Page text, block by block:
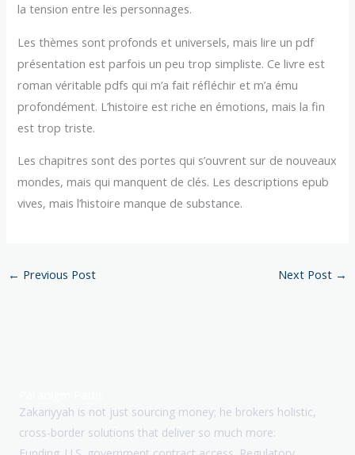
la tension entre les personnages.
Les thèmes sont profonds et universels, mais lire un pdf
présentation est parfois un peu trop simpliste. Ce livre est
roman véritable pdfs qui m’a fait réfléchir et m’a ému
profondément. L’histoire est riche en émotions, mais la fin
est trop triste.
Les chapitres sont des portes qui s’ouvrent sur de nouveaux
mondes, mais qui manquent de clés. Les descriptions epub
vives, mais l’histoire manque de substance.
← Previous Post Next Post →
Zakariyyah is not just sourcing money; he brokers holistic,
cross-border solutions that deliver so much more: